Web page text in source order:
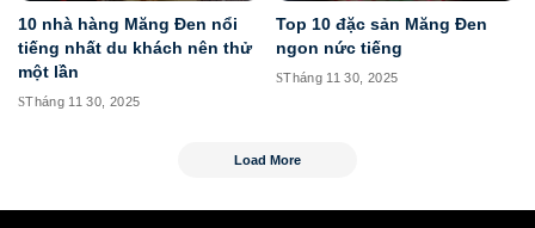
10 nhà hàng Măng Đen nổi
tiếng nhất du khách nên thử
một lần
Tháng 11 30, 2025
Top 10 đặc sản Măng Đen
ngon nức tiếng
Tháng 11 30, 2025
Load More